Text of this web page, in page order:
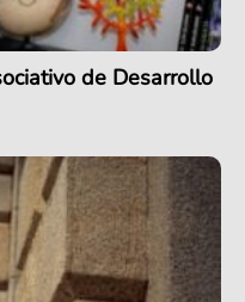
de Desarrollo